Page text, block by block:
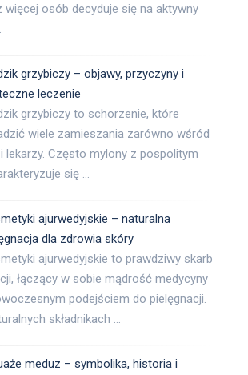
osób decyduje się na aktywny
grzybiczy – objawy, przyczyny i
leczenie
grzybiczy to schorzenie, które
wiele zamieszania zarówno wśród
lekarzy. Często mylony z pospolitym
się …
ajurwedyjskie – naturalna
dla zdrowia skóry
ajurwedyjskie to prawdziwy skarb
łączący w sobie mądrość medycyny
podejściem do pielęgnacji.
składnikach …
meduz – symbolika, historia i